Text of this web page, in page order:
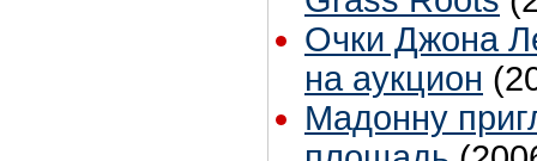
Очки Джона
на аукцион
Мадонну